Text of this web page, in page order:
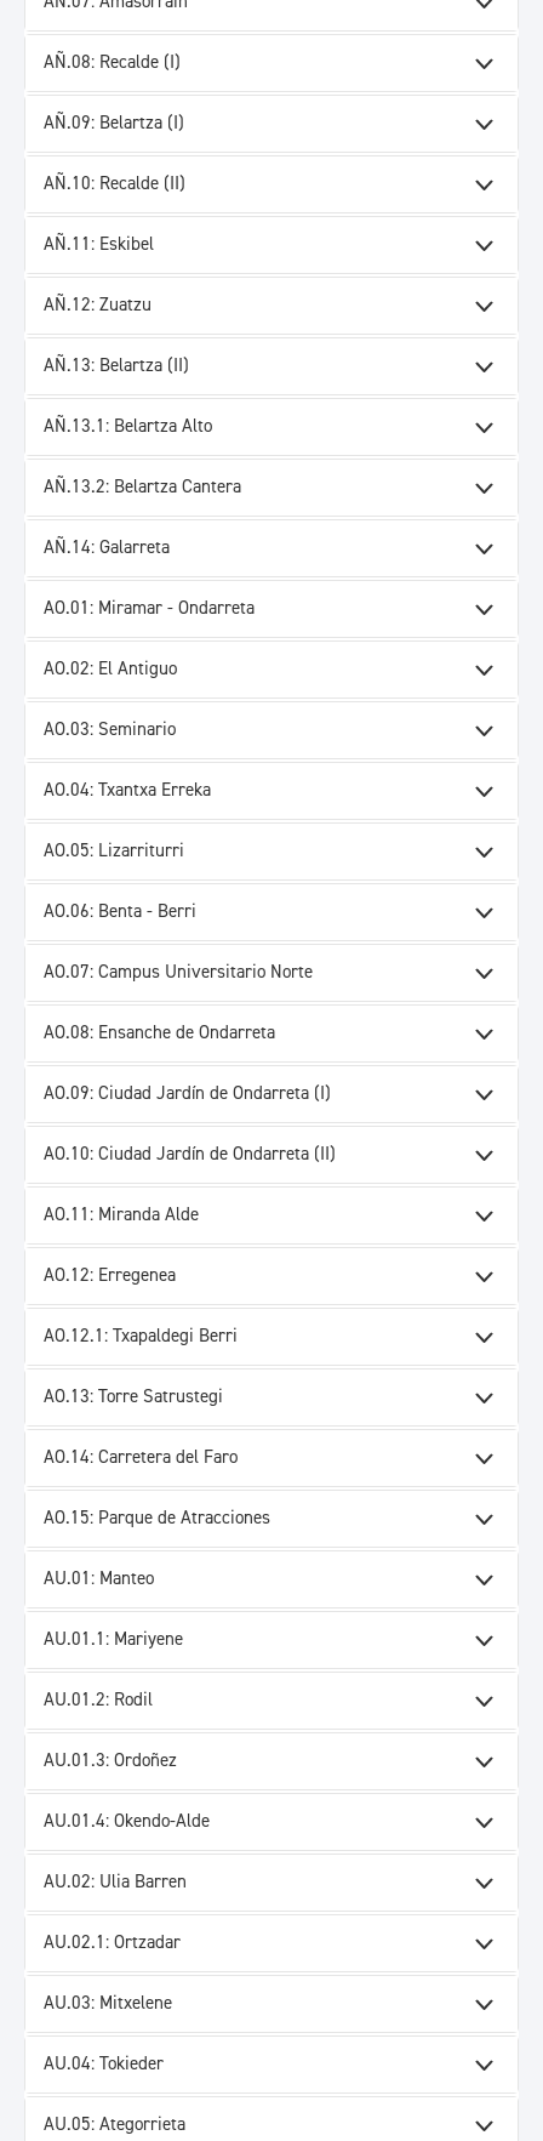
AÑ.08: Recalde (I)
AÑ.09: Belartza (I)
AÑ.10: Recalde (II)
AÑ.11: Eskibel
AÑ.12: Zuatzu
AÑ.13: Belartza (II)
AÑ.13.1: Belartza Alto
AÑ.13.2: Belartza Cantera
AÑ.14: Galarreta
AO.01: Miramar - Ondarreta
AO.02: El Antiguo
AO.03: Seminario
AO.04: Txantxa Erreka
AO.05: Lizarriturri
AO.06: Benta - Berri
AO.07: Campus Universitario Norte
AO.08: Ensanche de Ondarreta
AO.09: Ciudad Jardín de Ondarreta (I)
AO.10: Ciudad Jardín de Ondarreta (II)
AO.11: Miranda Alde
AO.12: Erregenea
AO.12.1: Txapaldegi Berri
AO.13: Torre Satrustegi
AO.14: Carretera del Faro
AO.15: Parque de Atracciones
AU.01: Manteo
AU.01.1: Mariyene
AU.01.2: Rodil
AU.01.3: Ordoñez
AU.01.4: Okendo-Alde
AU.02: Ulia Barren
AU.02.1: Ortzadar
AU.03: Mitxelene
AU.04: Tokieder
AU.05: Ategorrieta